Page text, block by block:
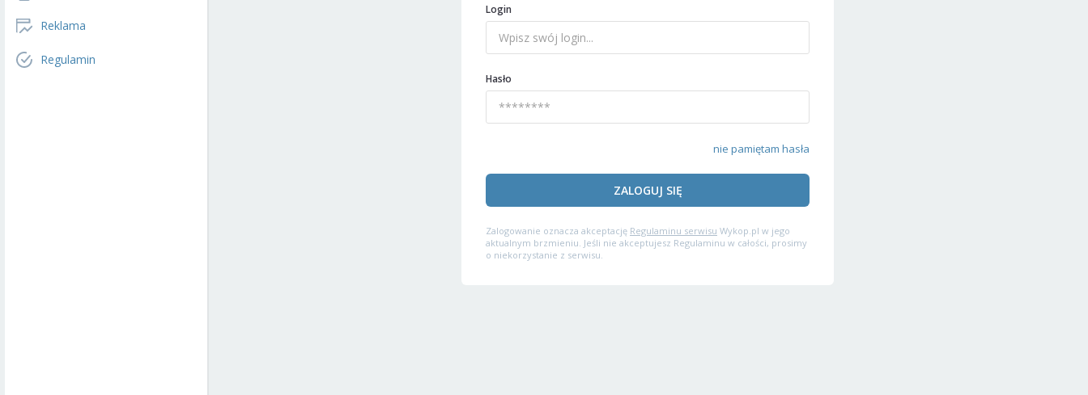
Reklama
Regulamin
Login
Hasło
nie pamiętam hasła
ZALOGUJ SIĘ
Zalogowanie oznacza akceptację Regulaminu serwisu Wykop.pl w jego
aktualnym brzmieniu. Jeśli nie akceptujesz Regulaminu w całości, prosimy
o niekorzystanie z serwisu.